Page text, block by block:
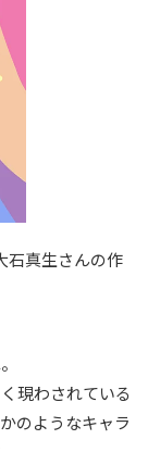
真生さんの作
現わされている
のようなキャラ